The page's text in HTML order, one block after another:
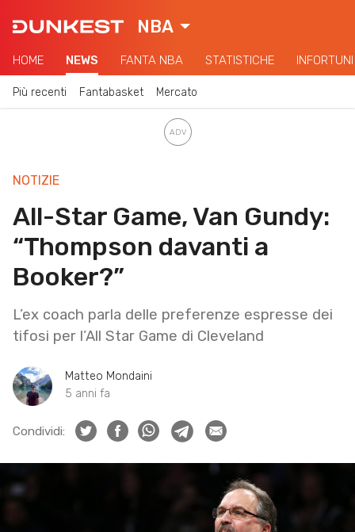
NBA
HOME NEWS FANTA NBA STATISTICHE INFORTUNI
Più recenti Fantabasket Mercato
NOTIZIE
All-Star Game, Van Gundy:
“Thompson davanti a
Booker?”
L’ex coach parla delle preferenze espresse dei
tifosi per l’All Star Game di Cleveland
Matteo Mondaini
5 anni fa
Condividi: